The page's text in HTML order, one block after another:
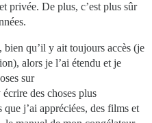
privée. De plus, c’est plus sûr
qu’il y ait toujours accès (je
alors je l’ai étendu et je
sur
des choses plus
j’ai appréciées, des films et